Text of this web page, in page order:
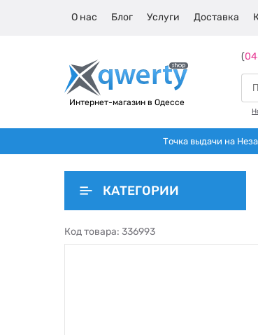
О нас Блог Услуги Доставка
Интернет-магазин в Одессе
(
Точка выдачи на
КАТЕГОРИИ
Код товара: 336993